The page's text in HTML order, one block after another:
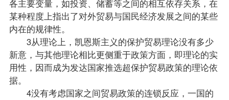
各主要变量，如投资、储蓄等之间的相互依存关系，在
某种程度上指出了对外贸易与国民经济发展之间的某些
内在的规律性。
3从理论上，凯恩斯主义的保护贸易理论没有多少
新意，与其他理论相比更侧重于政策方面，即理论的实
用性，因而成为发达国家推选超保护贸易政策的理论依
据。
4没有考虑国家之间贸易政策的连锁反应，一国的